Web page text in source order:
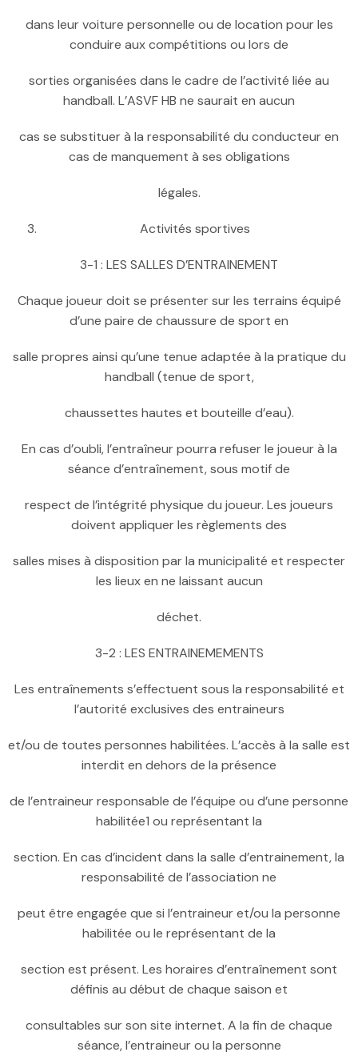
dans leur voiture personnelle ou de location pour les
conduire aux compétitions ou lors de
sorties organisées dans le cadre de l’activité liée au
handball. L’ASVF HB ne saurait en aucun
cas se substituer à la responsabilité du conducteur en
cas de manquement à ses obligations
légales.
Activités sportives
3-1 : LES SALLES D’ENTRAINEMENT
Chaque joueur doit se présenter sur les terrains équipé
d’une paire de chaussure de sport en
salle propres ainsi qu’une tenue adaptée à la pratique du
handball (tenue de sport,
chaussettes hautes et bouteille d’eau).
En cas d’oubli, l’entraîneur pourra refuser le joueur à la
séance d’entraînement, sous motif de
respect de l’intégrité physique du joueur. Les joueurs
doivent appliquer les règlements des
salles mises à disposition par la municipalité et respecter
les lieux en ne laissant aucun
déchet.
3-2 : LES ENTRAINEMEMENTS
Les entraînements s’effectuent sous la responsabilité et
l’autorité exclusives des entraineurs
et/ou de toutes personnes habilitées. L’accès à la salle est
interdit en dehors de la présence
de l’entraineur responsable de l’équipe ou d’une personne
habilitée1 ou représentant la
section. En cas d’incident dans la salle d’entrainement, la
responsabilité de l’association ne
peut être engagée que si l’entraineur et/ou la personne
habilitée ou le représentant de la
section est présent. Les horaires d’entraînement sont
définis au début de chaque saison et
consultables sur son site internet. A la fin de chaque
séance, l’entraineur ou la personne